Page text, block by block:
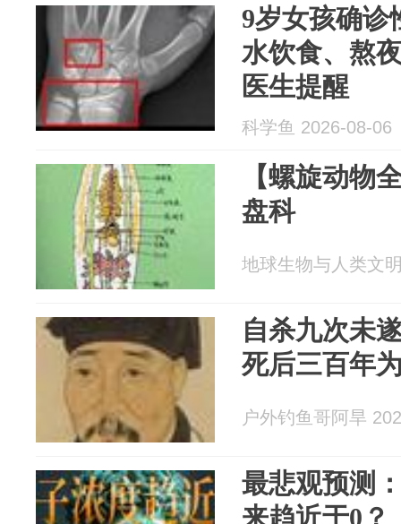
9岁女孩确诊
水饮食、熬
医生提醒
科学鱼 2026-08-06
【螺旋动物
盘科
地球生物与人类文
自杀九次未
死后三百年
户外钓鱼哥阿旱
最悲观预测
来趋近于0？